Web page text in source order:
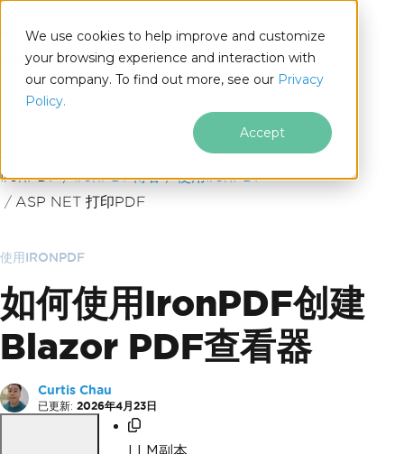
We use cookies to help improve and customize
your browsing experience and interaction with
our company. To find out more, see our Privacy
Policy.
Accept
.NET
跳至页脚内容
IronPDF IronPDF博客
使用IronPDF
ASP NET 打印PDF
使用IRONPDF
如何使用IronPDF创建
Blazor PDF查看器
Curtis Chau
已更新: 2026年4月23日